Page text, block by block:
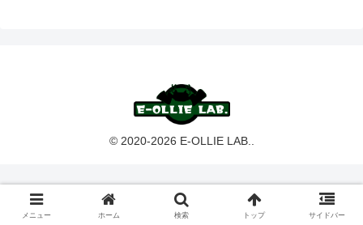
© 2020-2026 E-OLLIE LAB..
メニュー ホーム 検索 トップ サイドバー